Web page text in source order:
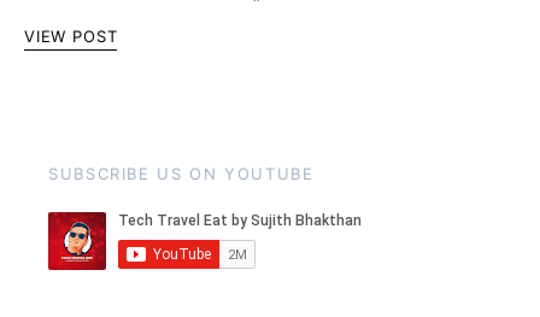
VIEW POST
SUBSCRIBE US ON YOUTUBE